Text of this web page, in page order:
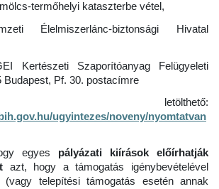
termőhelyi kataszterbe vétel,
Élelmiszerlánc-biztonsági Hivatal
Kertészeti Szaporítóanyag Felügyeleti
Budapest, Pf. 30. postacímre
letölthető:
ugyintezes/noveny/nyomtatvan
egyes pályázati kiírások előírhatják
azt, hogy a támogatás igénybevételével
(vagy telepítési támogatás esetén annak